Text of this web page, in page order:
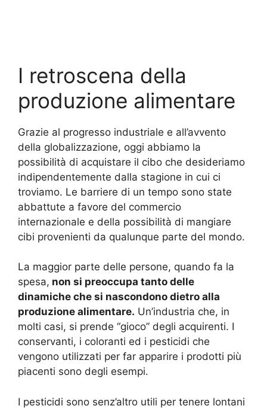
I retroscena della
produzione alimentare
Grazie al progresso industriale e all’avvento
della globalizzazione, oggi abbiamo la
possibilità di acquistare il cibo che desideriamo
indipendentemente dalla stagione in cui ci
troviamo. Le barriere di un tempo sono state
abbattute a favore del commercio
internazionale e della possibilità di mangiare
cibi provenienti da qualunque parte del mondo.
La maggior parte delle persone, quando fa la
spesa, non si preoccupa tanto delle
dinamiche che si nascondono dietro alla
produzione alimentare. Un’industria che, in
molti casi, si prende “gioco” degli acquirenti. I
conservanti, i coloranti ed i pesticidi che
vengono utilizzati per far apparire i prodotti più
piacenti sono degli esempi.
I pesticidi sono senz’altro utili per tenere lontani